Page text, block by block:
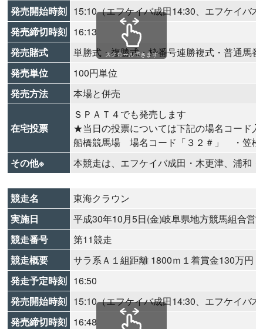
発売開始時刻 15:10（エフケイバ成田14:30、エフケイバ
発売締切時刻 16:13
発売賭式
単勝式・複勝式・枠番号連勝複式・普通馬
発売単位
100円単位
発売方法
本場と併売
在宅投票
ＳＰＡＴ４でも発売します
★当日の投票については下記の場名コード
船橋競馬場 場名コード「３２＃」 ・笠
その他※
本競走は、エフケイバ成田・木更津、浦和
スクロールできます
競走名
東海クラウン
実施日
平成30年10月5日(金)岐阜県地方競馬組合
競走番号
第11競走
競走概要
サラ系Ａ１組距離 1800ｍ１着賞金130万円
発走予定時刻 16:50
発売開始時刻 15:10（エフケイバ成田14:30、エフケイバ
発売締切時刻 16:48